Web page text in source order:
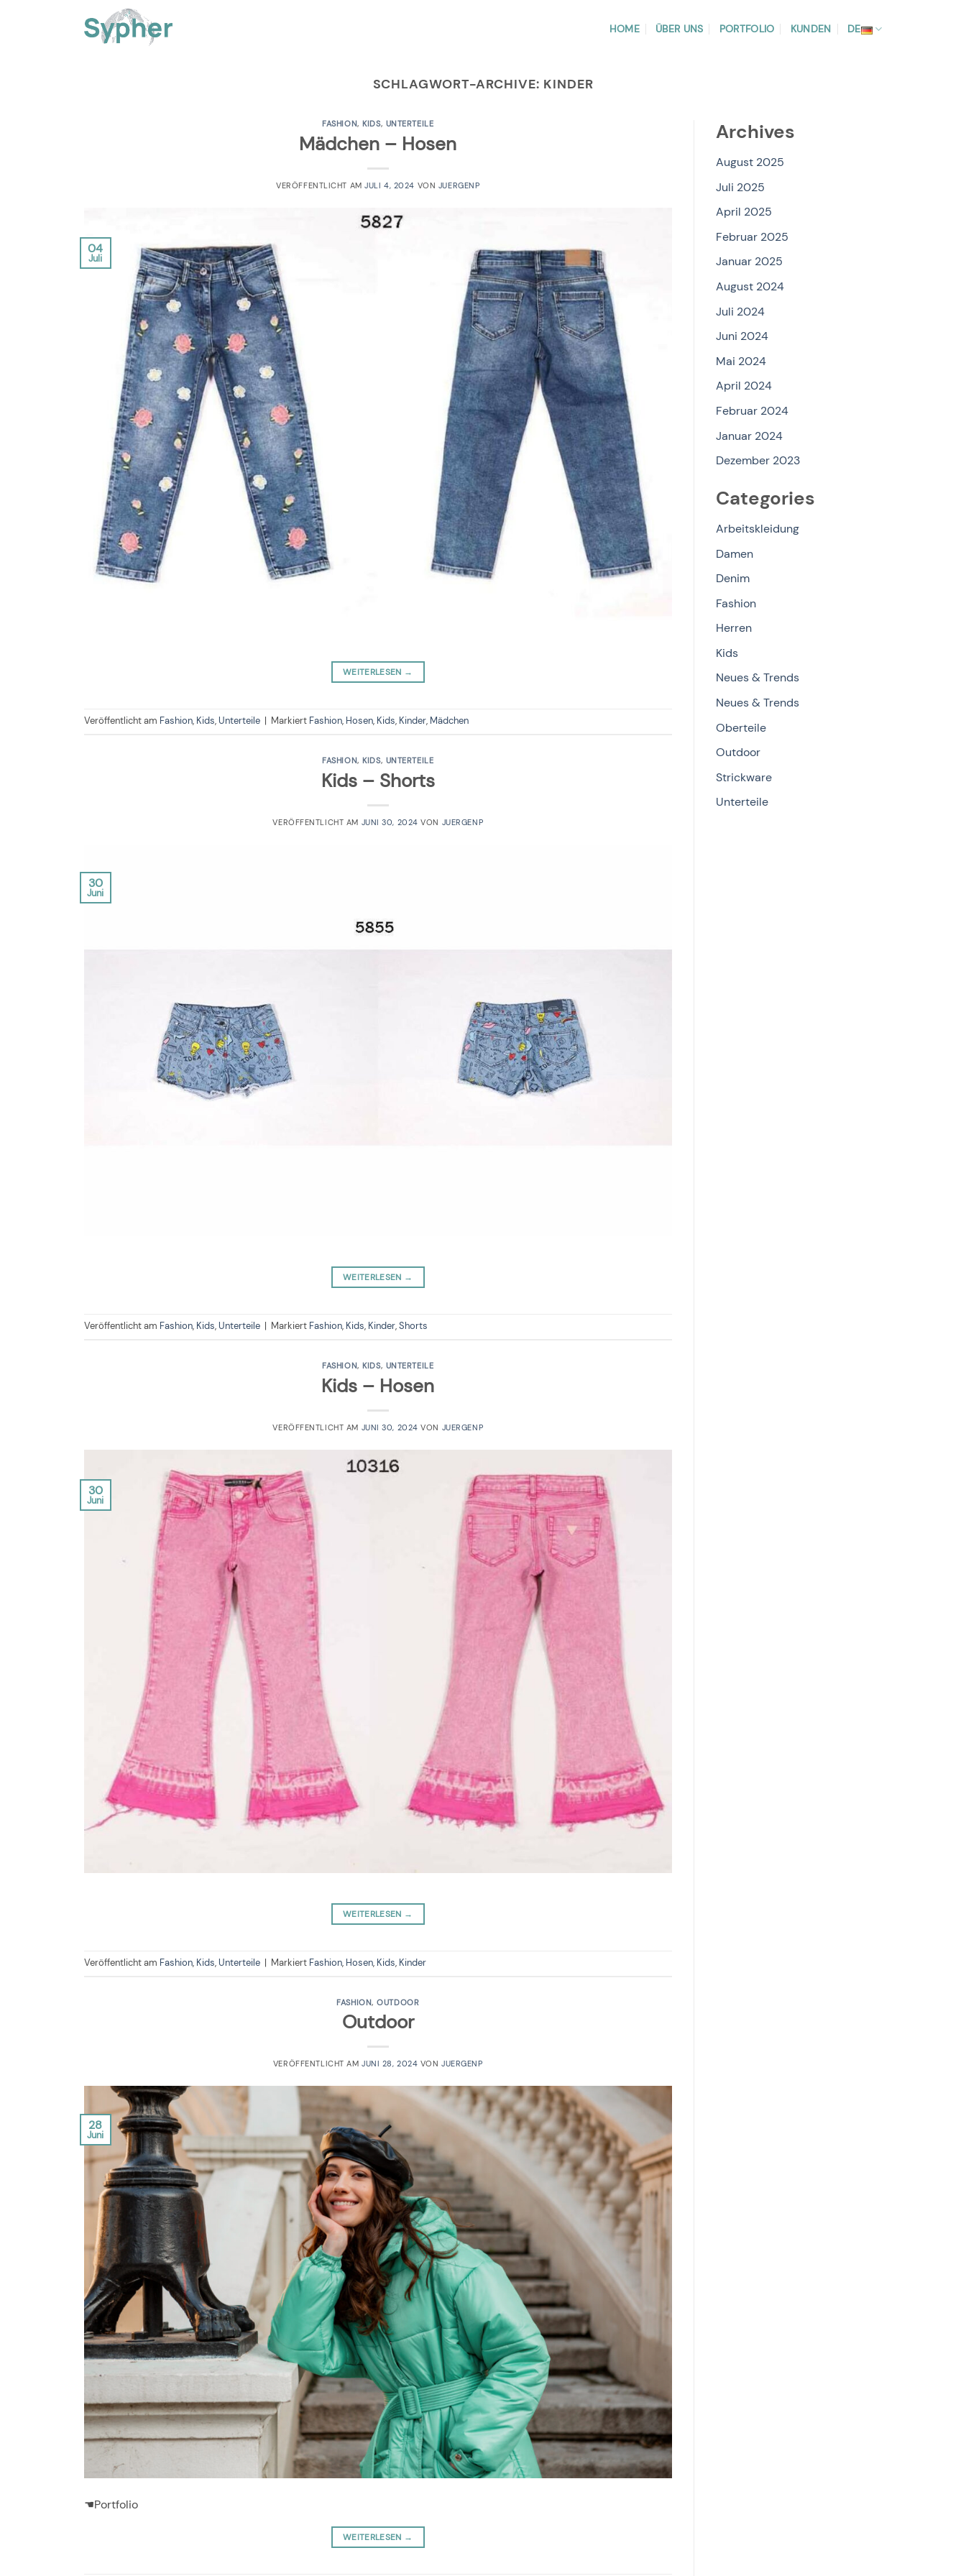
HOME ÜBER UNS PORTFOLIO KUNDEN DE
SCHLAGWORT-ARCHIVE: KINDER
FASHION, KIDS, UNTERTEILE
Mädchen – Hosen
VERÖFFENTLICHT AMJULI 4, 2024 VON JUERGENP
04
Juli
WEITERLESEN →
Veröffentlicht am Fashion, Kids, Unterteile | Markiert Fashion, Hosen, Kids, Kinder, Mädchen
FASHION, KIDS, UNTERTEILE
Kids – Shorts
VERÖFFENTLICHT AM JUNI 30, 2024 VON JUERGENP
30
Juni
WEITERLESEN →
Veröffentlicht am Fashion, Kids, Unterteile | Markiert Fashion, Kids, Kinder,Shorts
FASHION, KIDS, UNTERTEILE
Kids – Hosen
VERÖFFENTLICHT AM JUNI 30, 2024 VON JUERGENP
30
Juni
WEITERLESEN →
Veröffentlicht am Fashion, Kids, Unterteile | Markiert Fashion, Hosen, Kids, Kinder
FASHION,OUTDOOR
Outdoor
VERÖFFENTLICHT AM JUNI 28, 2024 VONJUERGENP
28
Juni
☚Portfolio
WEITERLESEN →
Archives
August 2025
Juli 2025
April 2025
Februar 2025
Januar 2025
August 2024
Juli 2024
Juni 2024
Mai 2024
April 2024
Februar 2024
Januar 2024
Dezember 2023
Categories
Arbeitskleidung
Damen
Denim
Fashion
Herren
Kids
Neues & Trends
Neues & Trends
Oberteile
Outdoor
Strickware
Unterteile